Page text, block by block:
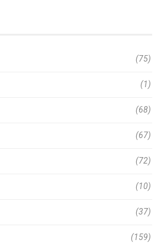
(75)
(1)
(68)
(67)
(72)
(10)
(37)
(159)